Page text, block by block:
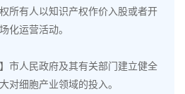
有人以知识产权作价入股或者开
化运营活动。
人民政府及其有关部门建立健全
对细胞产业领域的投入。